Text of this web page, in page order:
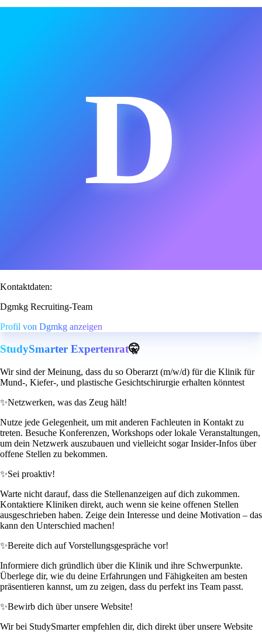
D
Kontaktdaten:
Dgmkg Recruiting-Team
Profil von Dgmkg anzeigen
StudySmarter Expertenrat🤫
Wir sind der Meinung, dass du so Oberarzt (m/w/d) für die Klinik für
Mund-, Kiefer-, und plastische Gesichtschirurgie erhalten könntest
✨Netzwerken, was das Zeug hält!
Nutze jede Gelegenheit, um mit anderen Fachleuten in Kontakt zu
treten. Besuche Konferenzen, Workshops oder lokale Veranstaltungen,
um dein Netzwerk auszubauen und vielleicht sogar Insider-Infos über
offene Stellen zu bekommen.
✨Sei proaktiv!
Warte nicht darauf, dass die Stellenanzeigen auf dich zukommen.
Kontaktiere Kliniken direkt, auch wenn sie keine offenen Stellen
ausgeschrieben haben. Zeige dein Interesse und deine Motivation – das
kann den Unterschied machen!
✨Bereite dich auf Vorstellungsgespräche vor!
Informiere dich gründlich über die Klinik und ihre Schwerpunkte.
Überlege dir, wie du deine Erfahrungen und Fähigkeiten am besten
präsentieren kannst, um zu zeigen, dass du perfekt ins Team passt.
✨Bewirb dich über unsere Website!
Wir bei StudySmarter empfehlen dir, dich direkt über unsere Website